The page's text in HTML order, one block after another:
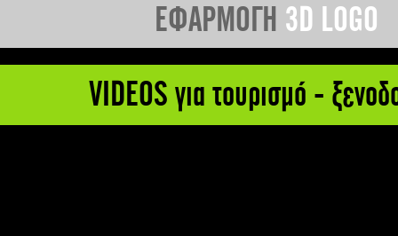
ΕΦΑΡΜΟΓΗ 3D LOGO
VIDEOS για τουρισμό -